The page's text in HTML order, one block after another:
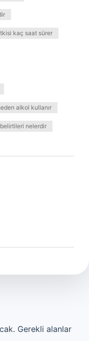
kaç saat sürer
alkol kullanır
nelerdir
Gerekli alanlar